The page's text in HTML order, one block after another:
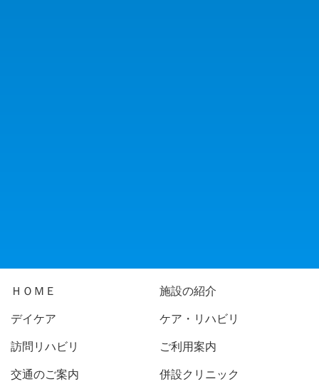
ＨＯＭＥ 施設の紹介
デイケア ケア・リハビリ
訪問リハビリ ご利用案内
交通のご案内 併設クリニック